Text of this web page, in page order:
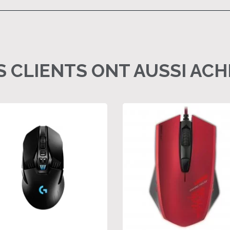
CLIENTS ONT AUSSI